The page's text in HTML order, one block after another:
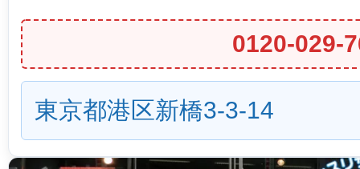
0120-029-
東京都港区新橋3-3-14